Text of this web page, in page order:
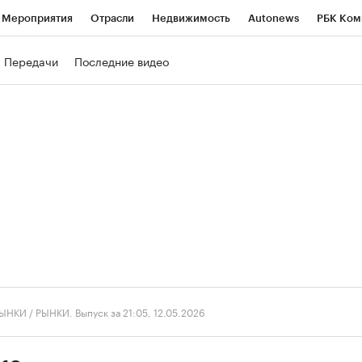
Мероприятия Отрасли Недвижимость Autonews РБК
Передачи Последние видео
/ РЫНКИ. Выпуск за 21:05, 12.05.2026